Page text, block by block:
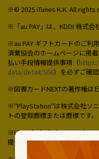
※© 2025 iTunes K.K. All rights
※「au PAY」は、KDDI 株式会
※au PAY ギフトカードのご利
済業協会のホームページに掲
払い手段情報提供事項（
data/detail/506）を必ずご確認
※図書カードNEXTの著作権は
※"PlayStation"は株式会社ソ
トの登録商標または商標です。
※Uber および Uber Eats につ
提供の Uber ギフトカードが提